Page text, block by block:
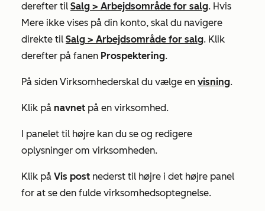
derefter til Salg > Arbejdsområde for salg. Hvis
Mere ikke vises på din konto, skal du navigere
direkte til Salg > Arbejdsområde for salg. Klik
derefter på fanen Prospektering.
På siden Virksomhederskal du vælge en visning.
Klik på navnet på en virksomhed.
I panelet til højre kan du se og redigere
oplysninger om virksomheden.
Klik på Vis post nederst til højre i det højre panel
for at se den fulde virksomhedsoptegnelse.